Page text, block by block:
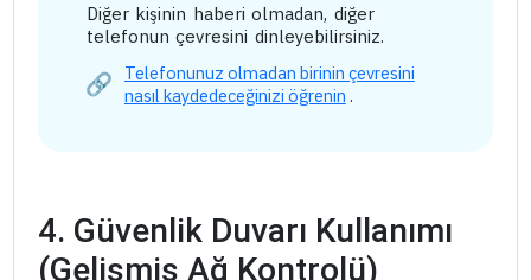
Diğer kişinin haberi olmadan, diğer
telefonun çevresini dinleyebilirsiniz.
Telefonunuz olmadan birinin çevresini
nasıl kaydedeceğinizi öğrenin .
4. Güvenlik Duvarı Kullanımı
(Gelişmiş Ağ Kontrolü)